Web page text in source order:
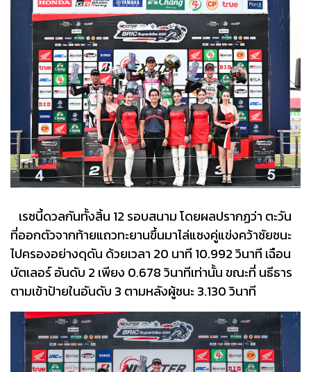
เรซนี้ดวลกันทั้งสิ้น 12 รอบสนาม โดยผลปรากฏว่า ตะวัน
ที่ออกตัวจากท้ายแถวทะยานขึ้นมาไล่แซงคู่แข่งคว้าชัยชนะ
ไปครองอย่างดุดัน ด้วยเวลา 20 นาที 10.992 วินาที เฉือน
บัตเลอร์ อันดับ 2 เพียง 0.678 วินาทีเท่านั้น ขณะที่ นธีธาร
ตามเข้าป้ายในอันดับ 3 ตามหลังผู้ชนะ 3.130 วินาที